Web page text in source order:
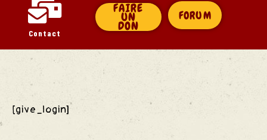
Contact
FAIRE
UN
DON
FORUM
[give_login]